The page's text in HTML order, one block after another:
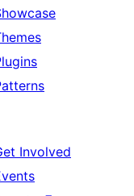
Involved